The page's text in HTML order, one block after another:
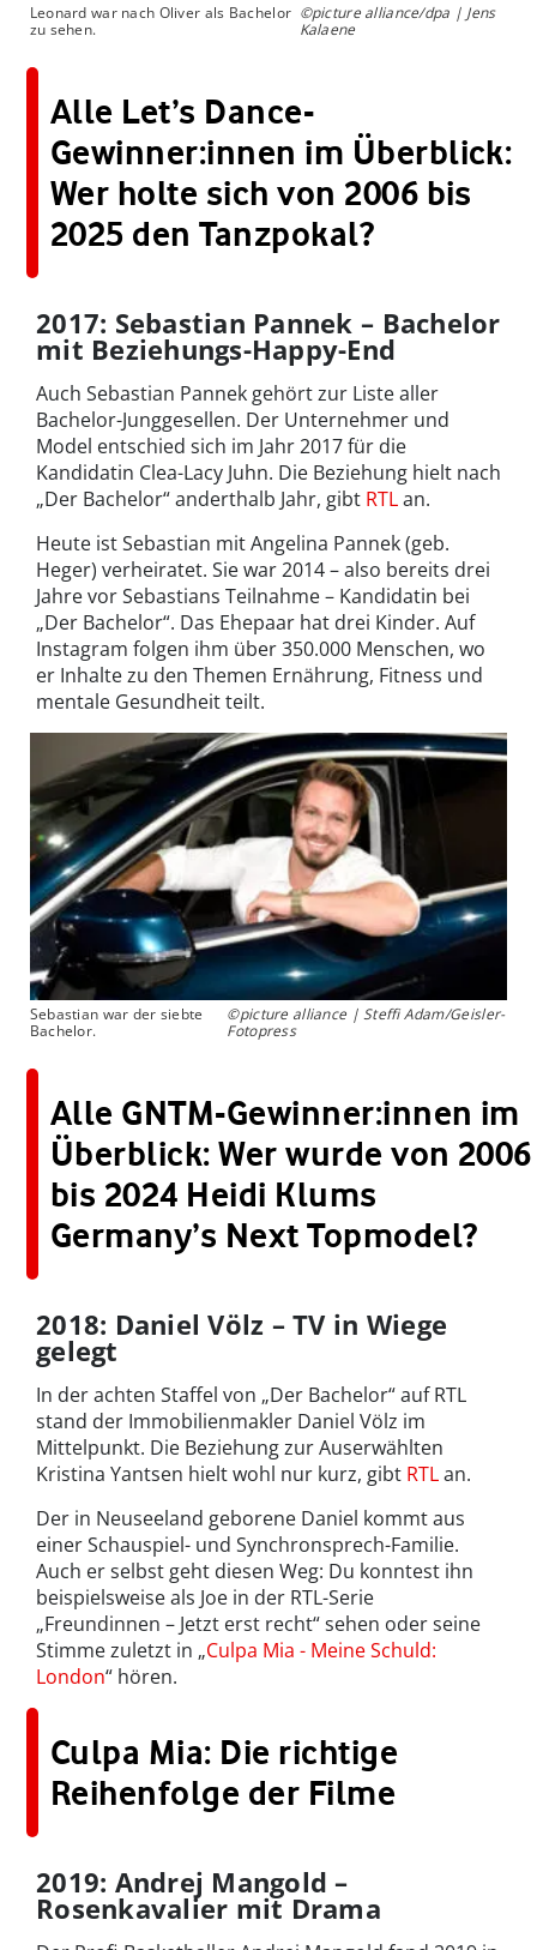
Leonard war nach Oliver als Bachelor
zu sehen.
©picture alliance/dpa | Jens
Kalaene
Alle Let’s Dance-
Gewinner:innen im Überblick:
Wer holte sich von 2006 bis
2025 den Tanzpokal?
2017: Sebastian Pannek – Bachelor
mit Beziehungs-Happy-End
Auch Sebastian Pannek gehört zur Liste aller
Bachelor-Junggesellen. Der Unternehmer und
Model entschied sich im Jahr 2017 für die
Kandidatin Clea-Lacy Juhn. Die Beziehung hielt nach
„Der Bachelor“ anderthalb Jahr, gibt RTLan.
Heute ist Sebastian mit Angelina Pannek (geb.
Heger) verheiratet. Sie war 2014 – also bereits drei
Jahre vor Sebastians Teilnahme – Kandidatin bei
„Der Bachelor“. Das Ehepaar hat drei Kinder. Auf
Instagram folgen ihm über 350.000 Menschen, wo
er Inhalte zu den Themen Ernährung, Fitness und
mentale Gesundheit teilt.
Sebastian war der siebte
Bachelor.
©picture alliance | Steffi Adam/Geisler-
Fotopress
Alle GNTM-Gewinner:innen im
Überblick: Wer wurde von 2006
bis 2024 Heidi Klums
Germany’s Next Topmodel?
2018: Daniel Völz – TV in Wiege
gelegt
In der achten Staffel von „Der Bachelor“ auf RTL
stand der Immobilienmakler Daniel Völz im
Mittelpunkt. Die Beziehung zur Auserwählten
Kristina Yantsen hielt wohl nur kurz, gibt RTLan.
Der in Neuseeland geborene Daniel kommt aus
einer Schauspiel- und Synchronsprech-Familie.
Auch er selbst geht diesen Weg: Du konntest ihn
beispielsweise als Joe in der RTL-Serie
„Freundinnen – Jetzt erst recht“ sehen oder seine
Stimme zuletzt in „Culpa Mia - Meine Schuld:
London“ hören.
Culpa Mia: Die richtige
Reihenfolge der Filme
2019: Andrej Mangold –
Rosenkavalier mit Drama